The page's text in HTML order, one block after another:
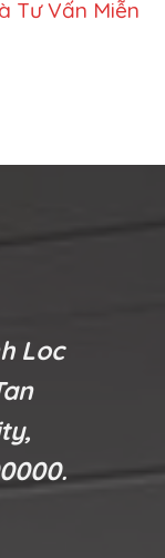
Tư Vấn Miễn
Loc